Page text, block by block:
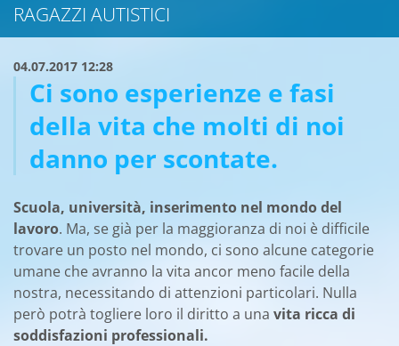
RAGAZZI AUTISTICI
04.07.2017 12:28
Ci sono esperienze e fasi
della vita che molti di noi
danno per scontate.
Scuola, università, inserimento nel mondo del
lavoro. Ma, se già per la maggioranza di noi è difficile
trovare un posto nel mondo, ci sono alcune categorie
umane che avranno la vita ancor meno facile della
nostra, necessitando di attenzioni particolari. Nulla
però potrà togliere loro il diritto a una vita ricca di
soddisfazioni professionali.